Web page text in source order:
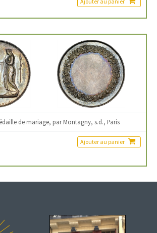
de mariage, par Montagny, s.d., Paris
Ajouter au panier